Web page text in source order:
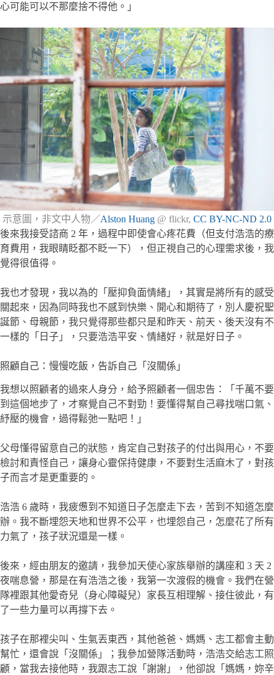
心可能可以不那麼捨不得他。」
示意圖，非文中人物／Alston Huang @ flickr, CC BY-NC-ND 2.0
後來我接受諮商 2 年，過程中即使會心疼花費（但支付浩浩的療
育費用，我眼睛眨都不眨一下），但正視自己的心理需求後，我
覺得很值得。
我也才發現，我以為的「壓抑負面情緒」，其實是將所有的感受
關起來，因為同時我也不感到快樂、開心和期待了，別人慶祝聖
誕節、母親節，我只覺得那些都只是和昨天、前天、後天沒有不
一樣的「日子」，只要浩浩平安、情緒好，就是好日子。
照顧自己：慢慢吃飯，告訴自己「沒關係」
我想以照顧者的過來人身分，給予照顧者一個忠告：「千萬不要
到這個地步了，才察覺自己不對勁！要懂得幫自己尋找喘口氣、
紓壓的機會，過得鬆弛一點吧！」
父母懂得留意自己的狀態，肯定自己對孩子的付出與用心，不要
檢討和責怪自己，讓身心靈保持健康，不要對生活麻木了，對孩
子而言才是更重要的。
浩浩 6 歲時，我疲憊到不知道日子怎麼走下去，苦到不知道怎麼
辦。我不斷埋怨天地和世界不公平，也埋怨自己，怎麼花了所有
力氣了，孩子狀況還是一樣。
後來，經由朋友的邀請，我參加天使心家族舉辦的講座和 3 天 2
夜喘息營，那是在有浩浩之後，我第一次渡假的機會。我們在營
隊裡跟其他愛奇兒（身心障礙兒）家長互相理解、接住彼此，有
了一些力量可以再撐下去。
孩子在那裡尖叫、生氣丟東西，其他爸爸、媽媽、志工都會主動
幫忙，還會說「沒關係」；我參加營隊活動時，浩浩交給志工照
顧，當我去接他時，我跟志工說「謝謝」，他卻說「媽媽，妳辛